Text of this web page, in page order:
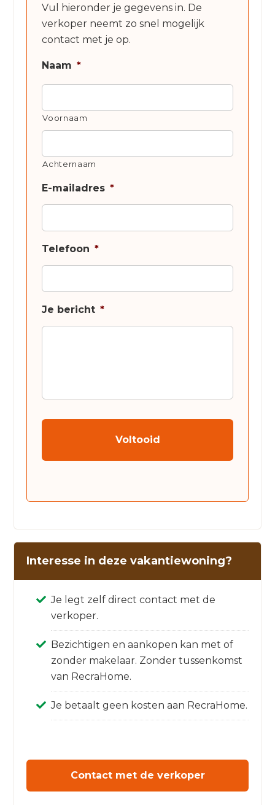
Vul hieronder je gegevens in. De
verkoper neemt zo snel mogelijk
contact met je op.
Naam *
Voornaam
Achternaam
E-mailadres *
Telefoon *
Je bericht *
Interesse in deze vakantiewoning?
Je legt zelf direct contact met de
verkoper.
Bezichtigen en aankopen kan met of
zonder makelaar. Zonder tussenkomst
van RecraHome.
Je betaalt geen kosten aan RecraHome.
Contact met de verkoper